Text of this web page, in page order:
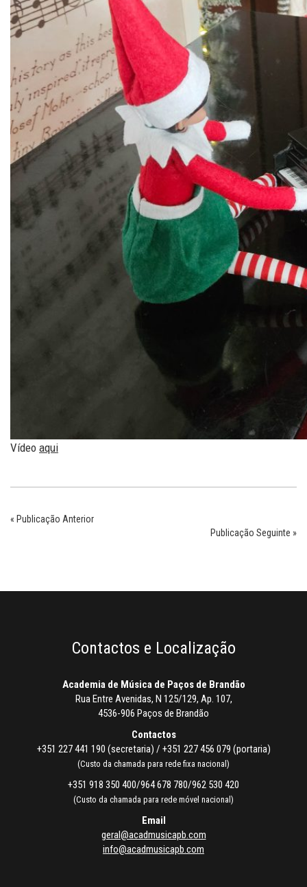
Vídeo aqui
« Publicação Anterior
Publicação Seguinte »
Contactos e Localização
Academia de Música de Paços de Brandão
Rua Entre Avenidas, N 125/129, Ap. 107,
4536-906 Paços de Brandão
Contactos
+351 227 441 190 (secretaria) / +351 227 456 079 (portaria)
(Custo da chamada para rede fixa nacional)
+351 918 350 400/964 678 780/962 530 420
(Custo da chamada para rede móvel nacional)
Email
geral@acadmusicapb.com
info@acadmusicapb.com